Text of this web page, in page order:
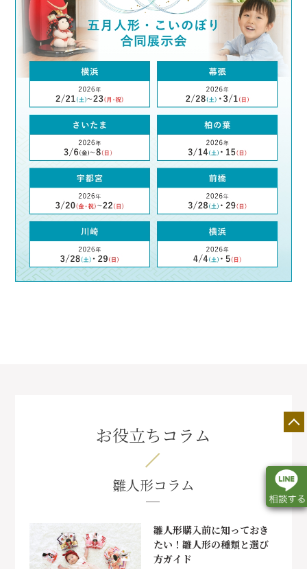
お役立ちコラム
雛人形コラム
雛人形購入前に知っておき
たい！雛人形の種類と選び
方ガイド
店舗一覧 展示会情報 カタログ請求